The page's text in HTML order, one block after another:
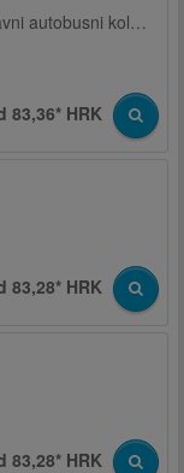
Zračna luka Sofija (SOF) preko Sofija, Glavni autobusni kolodvor
83,36* HRK
83,28* HRK
83,28* HRK